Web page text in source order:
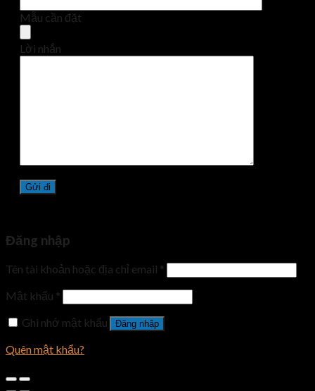
Mẫu cần đặt
Lời nhắn
Đăng nhập
Tên tài khoản hoặc địa chỉ email *
Mật khẩu *
Ghi nhớ mật khẩu
Đăng nhập
Quên mật khẩu?